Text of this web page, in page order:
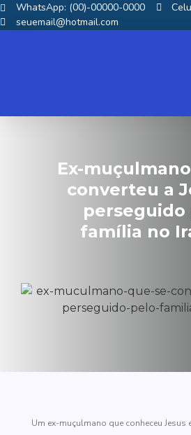
WhatsApp: (00)-00000-0000
seuemail@hotmail.com
Ex-
converteu a
perseguido
família no
Um ex-muçulmano que conheceu